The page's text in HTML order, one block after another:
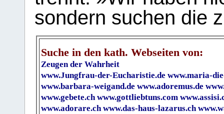
sondern suchen die
Suche in den kath. Webseiten von:
Zeugen der Wahrheit
www.Jungfrau-der-Eucharistie.de www.maria-
www.barbara-weigand.de www.adoremus.de
www.gebete.ch www.gottliebtuns.com
www.adorare.ch www.das-haus-lazarus.ch